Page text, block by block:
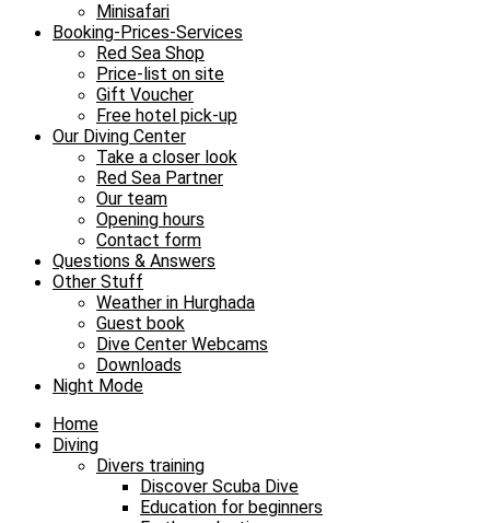
Minisafari
Booking-Prices-Services
Red Sea Shop
Price-list on site
Gift Voucher
Free hotel pick-up
Our Diving Center
Take a closer look
Red Sea Partner
Our team
Opening hours
Contact form
Questions & Answers
Other Stuff
Weather in Hurghada
Guest book
Dive Center Webcams
Downloads
Night Mode
Home
Diving
Divers training
Discover Scuba Dive
Education for beginners